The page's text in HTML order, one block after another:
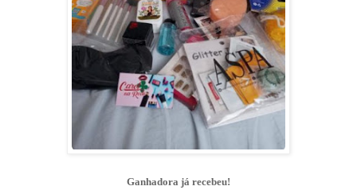
Ganhadora já recebeu!